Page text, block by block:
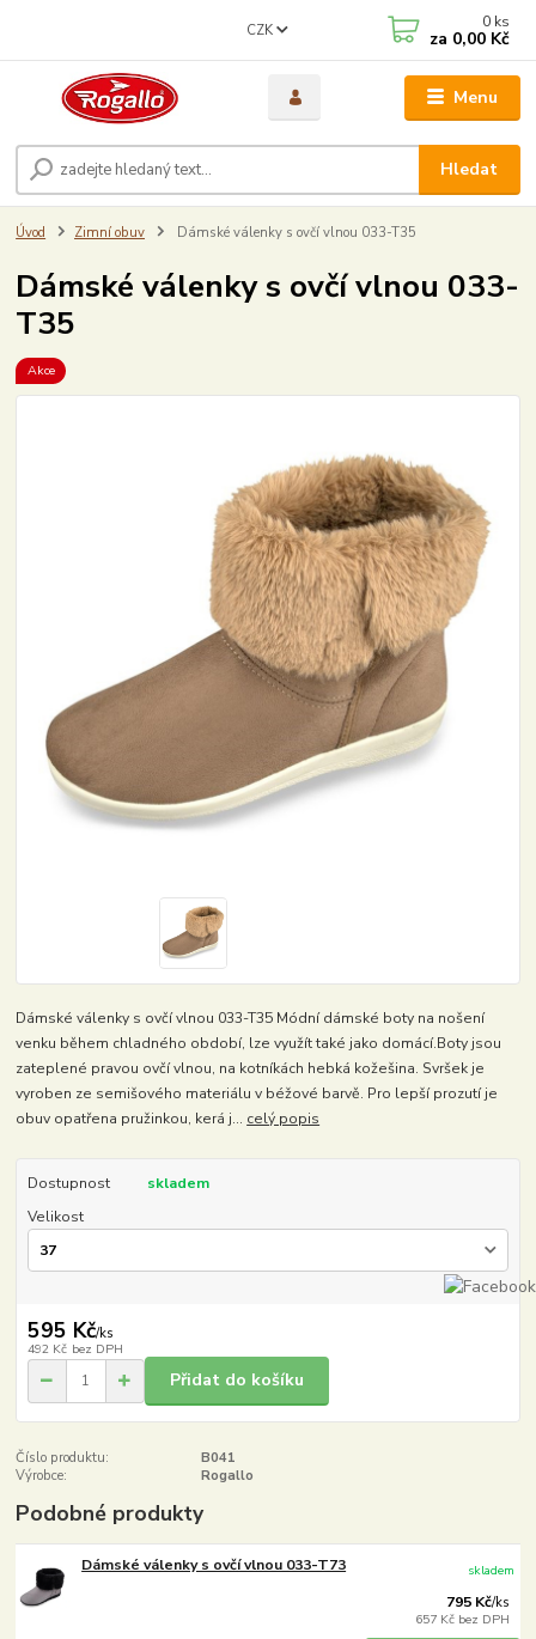
Menu
CZK
Hledat
0 ks
za 0,00 Kč
Úvod Zimní obuv Dámské válenky s ovčí vlnou 033-T35
Dámské válenky s ovčí vlnou 033-
T35
Akce
Dámské válenky s ovčí vlnou 033-T35 Módní dámské boty na nošení
venku během chladného období, lze využít také jako domácí.Boty jsou
zateplené pravou ovčí vlnou, na kotníkách hebká kožešina. Svršek je
vyroben ze semišového materiálu v béžové barvě. Pro lepší prozutí je
obuv opatřena pružinkou, kerá j... celý popis
Dostupnost
skladem
Velikost
595 Kč/ks
492 Kč bez DPH
Přidat do košíku
Číslo produktu:
B041
Výrobce:
Rogallo
Podobné produkty
Dámské válenky s ovčí vlnou 033-T73
795 Kč/ks
657 Kč bez DPH
skladem